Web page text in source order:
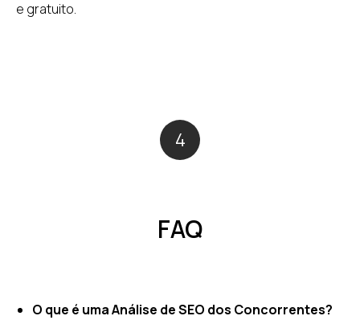
e gratuito.
4
FAQ
O que é uma Análise de SEO dos Concorrentes?